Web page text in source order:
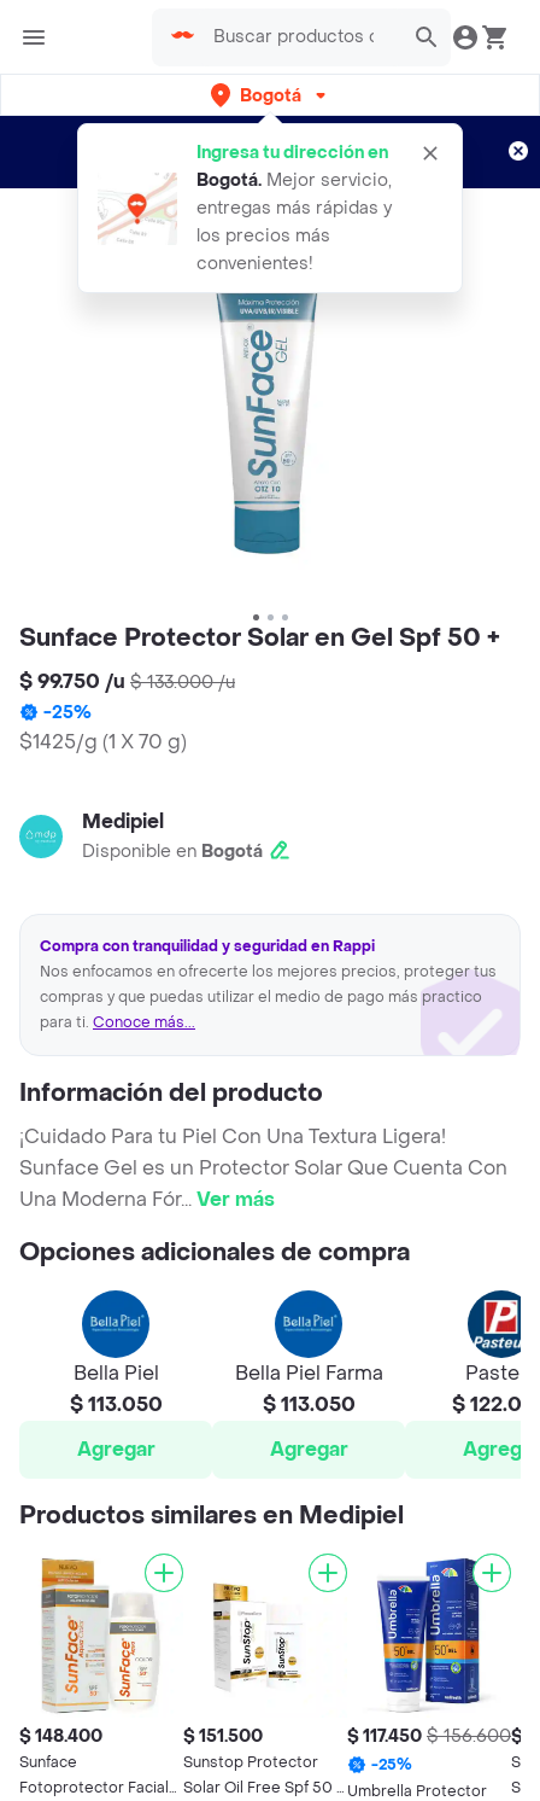
Bogotá
Ingresa tu dirección en
Bogotá. Mejor servicio,
entregas más rápidas y
los precios más
convenientes!
envíos gratis por semanas
Aplican TyC
Sunface Protector Solar en Gel Spf 50 +
$ 99.750 /u $ 133.000/u
-25%
$1425/g (1 X 70 g)
Medipiel
Disponible en Bogotá
Compra con tranquilidad y seguridad en Rappi
Nos enfocamos en ofrecerte los mejores precios, proteger tus
compras y que puedas utilizar el medio de pago más practico
para ti. Conoce más...
Información del producto
¡Cuidado Para tu Piel Con Una Textura Ligera!
Sunface Gel es un Protector Solar Que Cuenta Con
Una Moderna Fór...Ver más
Opciones adicionales de compra
Bella Piel
$ 113.050
Agregar
Bella Piel Farma
$ 113.050
Agregar
Pasteur
$
Agregar
Productos similares en Medipiel
$ 148.400
Sunface
Fotoprotector Facial
$ 151.500
Sunstop Protector
Solar Oil Free Spf 50 +
$ 117.450 $ 156.600
-25%
Umbrella Protector
$